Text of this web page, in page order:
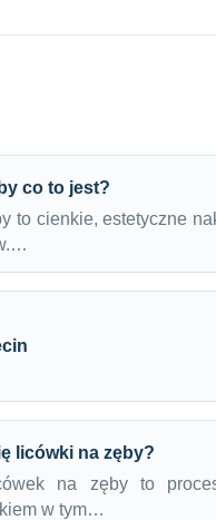
co to jest?
to cienkie, estetyczne
licówki na zęby?
na zęby to
w tym…